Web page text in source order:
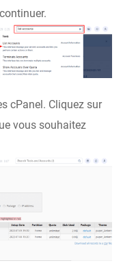
cPanel. Cliquez sur
vous souhaitez